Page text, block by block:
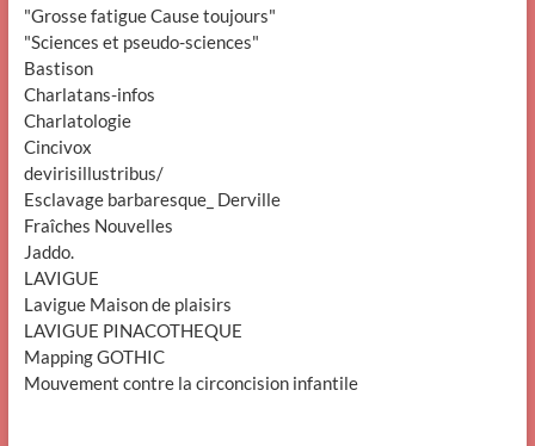
"Grosse fatigue Cause toujours"
"Sciences et pseudo-sciences"
Bastison
Charlatans-infos
Charlatologie
Cincivox
devirisillustribus/
Esclavage barbaresque_ Derville
Fraîches Nouvelles
Jaddo.
LAVIGUE
Lavigue Maison de plaisirs
LAVIGUE PINACOTHEQUE
Mapping GOTHIC
Mouvement contre la circoncision infantile